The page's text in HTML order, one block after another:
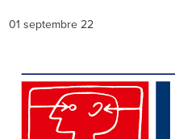
01 septembre 22